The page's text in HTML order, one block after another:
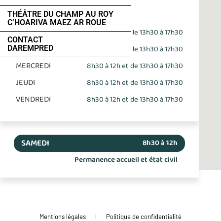
THÉÂTRE DU CHAMP AU ROY
C’HOARIVA MAEZ AR ROUE
CONTACT
DAREMPRED
LUNDI 8h30 à 12h et de 13h30 à 17h30
MARDI 8h30 à 12h et de 13h30 à 17h30
MERCREDI 8h30 à 12h et de 13h30 à 17h30
JEUDI 8h30 à 12h et de 13h30 à 17h30
VENDREDI 8h30 à 12h et de 13h30 à 17h30
SAMEDI
8h30 à 12h
Permanence accueil et état civil
Mentions légales Politique de confidentialité